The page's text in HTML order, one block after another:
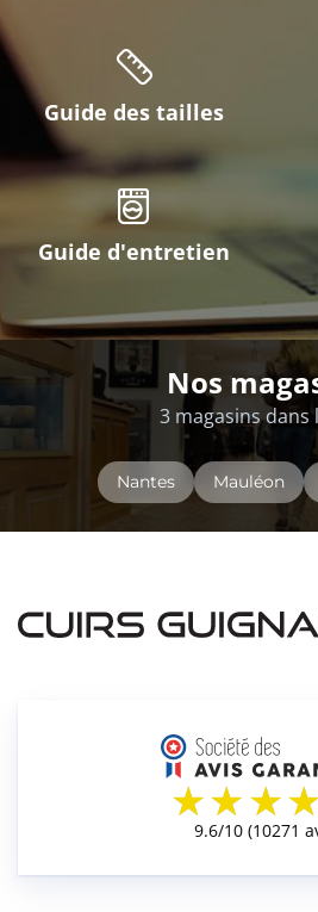
Guide des tailles
Guide d'entretien
Nos
3 magasins dans
Nantes Mauléon